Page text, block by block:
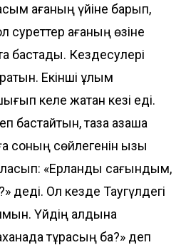
ағаның үйіне барып,
суреттер ағаның өзіне
бастады. Кездесулері
Екінші ұлым
келе жатқан кезі еді.
бастайтын, таза қазақша
соның сөйлегенін қызық
«Ерланды сағындым,
деді. Ол кезде Таугүлдегі
Үйдің алдына
тұрасың ба?» деп